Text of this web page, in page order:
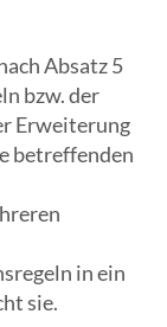
Absatz 5
bzw. der
Erweiterung
betreffenden
in ein
sie.